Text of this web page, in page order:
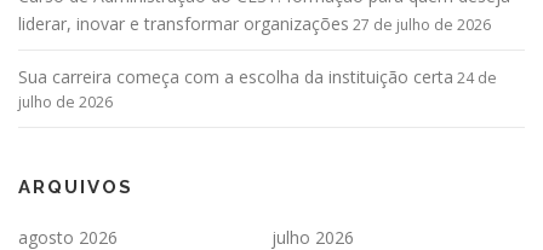
liderar, inovar e transformar organizações 27 de julho de 2026
Sua carreira começa com a escolha da instituição certa 24 de
julho de 2026
ARQUIVOS
agosto 2026
julho 2026